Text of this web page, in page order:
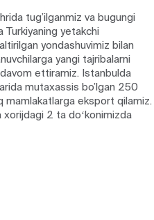
tug’ilganmiz va bugungi
yetakchi
yondashuvimiz bilan
yangi tajribalarni
ettiramiz. Istanbulda
mutaxassis bo’lgan 250
eksport qilamiz.
xorijdagi 2 ta doʻkonimizda